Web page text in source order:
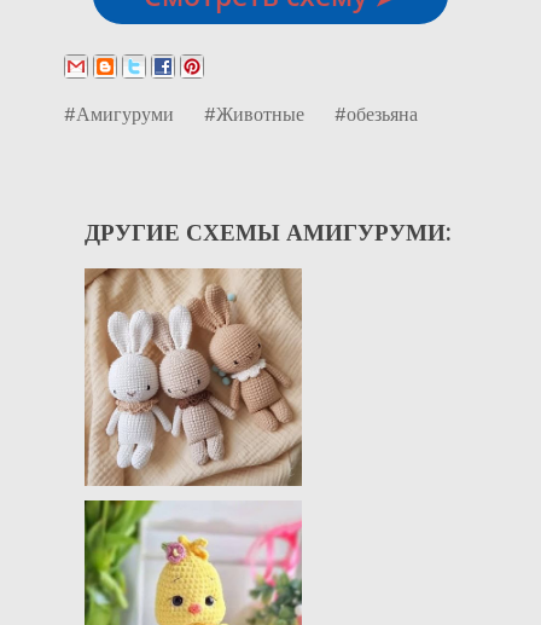
#Амигуруми #Животные #обезьяна
ДРУГИЕ СХЕМЫ АМИГУРУМИ: